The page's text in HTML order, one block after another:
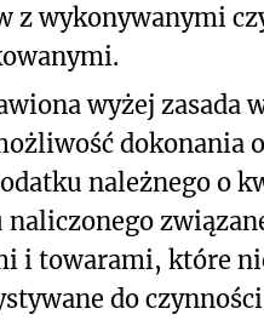
z wykonywanymi
wyżej zasada
dokonania
należnego o
naliczonego
i towarami, które
do czynności